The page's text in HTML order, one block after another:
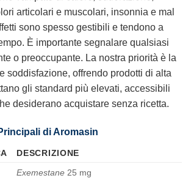
articolari e muscolari, insonnia e mal
sono spesso gestibili e tendono a
È importante segnalare qualsiasi
o preoccupante. La nostra priorità è la
soddisfazione, offrendo prodotti di alta
gli standard più elevati, accessibili
desiderano acquistare senza ricetta.
di Aromasin
DESCRIZIONE
Exemestane 25 mg